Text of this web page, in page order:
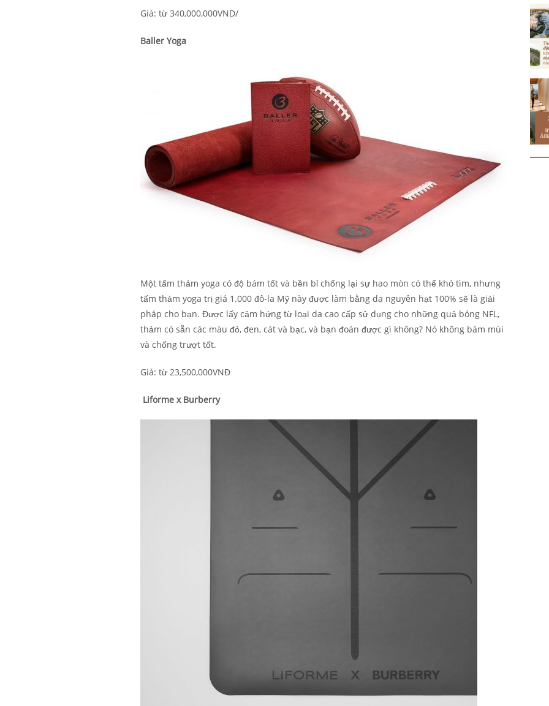
Giá: từ 340,000,000VND/
Baller Yoga
Một tấm thảm yoga có độ bám tốt và bền bỉ chống lại sự hao mòn có thể khó tìm, nhưng
tấm thảm yoga trị giá 1.000 đô-la Mỹ này được làm bằng da nguyên hạt 100% sẽ là giải
pháp cho bạn. Được lấy cảm hứng từ loại da cao cấp sử dụng cho những quả bóng NFL,
thảm có sẵn các màu đỏ, đen, cát và bạc, và bạn đoán được gì không? Nó không bám mùi
và chống trượt tốt.
Giá: từ 23,500,000VNĐ
Liforme x Burberry